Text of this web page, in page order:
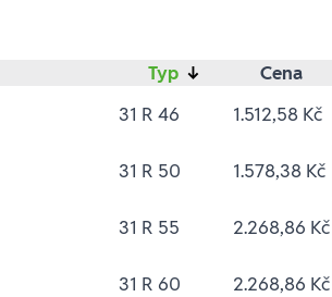
Typ ↓ Cena
31 R 46 1.512,58 Kč
31 R 50 1.578,38 Kč
31 R 55 2.268,86 Kč
31 R 60 2.268,86 Kč